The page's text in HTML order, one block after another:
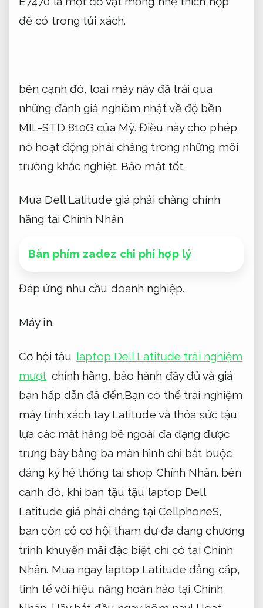
để có trong túi xách.
bên cạnh đó, loại máy này đã trải qua
những đánh giá nghiêm nhặt về độ bền
MIL-STD 810G của Mỹ. Điều này cho phép
nó hoạt động phải chăng trong những môi
trường khắc nghiệt. Bảo mật tốt.
Mua Dell Latitude giá phải chăng chính
hãng tại Chính Nhân
Bàn phím zadez chi phí hợp lý
Đáp ứng nhu cầu doanh nghiệp.
Máy in.
Cơ hội tậu laptop Dell Latitude trải nghiệm
mượt chính hãng, bảo hành đầy đủ và giá
bán hấp dẫn đã đến.Bạn có thể trải nghiệm
máy tính xách tay Latitude và thỏa sức tậu
lựa các mặt hàng bề ngoài đa dạng được
trưng bày bằng ba màn hình chỉ bắt buộc
đăng ký hệ thống tại shop Chính Nhân. bên
cạnh đó, khi bạn tậu tậu laptop Dell
Latitude giá phải chăng tại CellphoneS,
bạn còn có cơ hội tham dự đa dạng chương
trình khuyến mãi đặc biệt chỉ có tại Chính
Nhân. Mua ngay laptop Latitude đẳng cấp,
tinh tế với hiệu năng hoàn hảo tại Chính